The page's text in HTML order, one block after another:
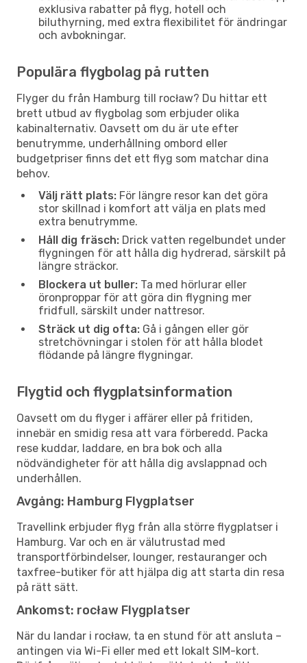
exklusiva rabatter på flyg, hotell och
biluthyrning, med extra flexibilitet för ändringar
och avbokningar.
Populära flygbolag på rutten
Flyger du från Hamburg till rocław? Du hittar ett
brett utbud av flygbolag som erbjuder olika
kabinalternativ. Oavsett om du är ute efter
benutrymme, underhållning ombord eller
budgetpriser finns det ett flyg som matchar dina
behov.
Välj rätt plats: För längre resor kan det göra
stor skillnad i komfort att välja en plats med
extra benutrymme.
Håll dig fräsch: Drick vatten regelbundet under
flygningen för att hålla dig hydrerad, särskilt på
längre sträckor.
Blockera ut buller: Ta med hörlurar eller
öronproppar för att göra din flygning mer
fridfull, särskilt under nattresor.
Sträck ut dig ofta: Gå i gången eller gör
stretchövningar i stolen för att hålla blodet
flödande på längre flygningar.
Flygtid och flygplatsinformation
Oavsett om du flyger i affärer eller på fritiden,
innebär en smidig resa att vara förberedd. Packa
rese kuddar, laddare, en bra bok och alla
nödvändigheter för att hålla dig avslappnad och
underhållen.
Avgång: Hamburg Flygplatser
Travellink erbjuder flyg från alla större flygplatser i
Hamburg. Var och en är välutrustad med
transportförbindelser, lounger, restauranger och
taxfree-butiker för att hjälpa dig att starta din resa
på rätt sätt.
Ankomst: rocław Flygplatser
När du landar i rocław, ta en stund för att ansluta –
antingen via Wi-Fi eller med ett lokalt SIM-kort.